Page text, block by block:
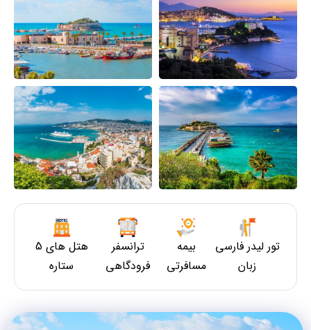
تور لیدر فارسی
زبان
بیمه
مسافرتی
ترانسفر
فرودگاهی
هتل های 5
ستاره